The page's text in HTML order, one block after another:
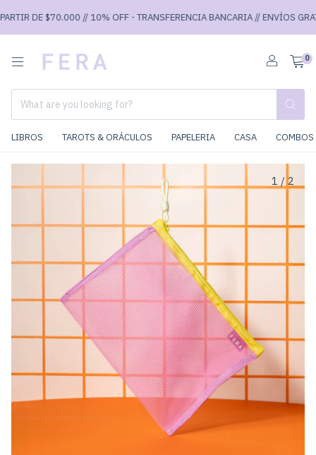
DE $70.000 // 10% OFF - TRANSFERENCIA BANCARIA // ENVÍOS
0
LIBROS TAROTS & ORÁCULOS PAPELERIA CASA
1 / 2